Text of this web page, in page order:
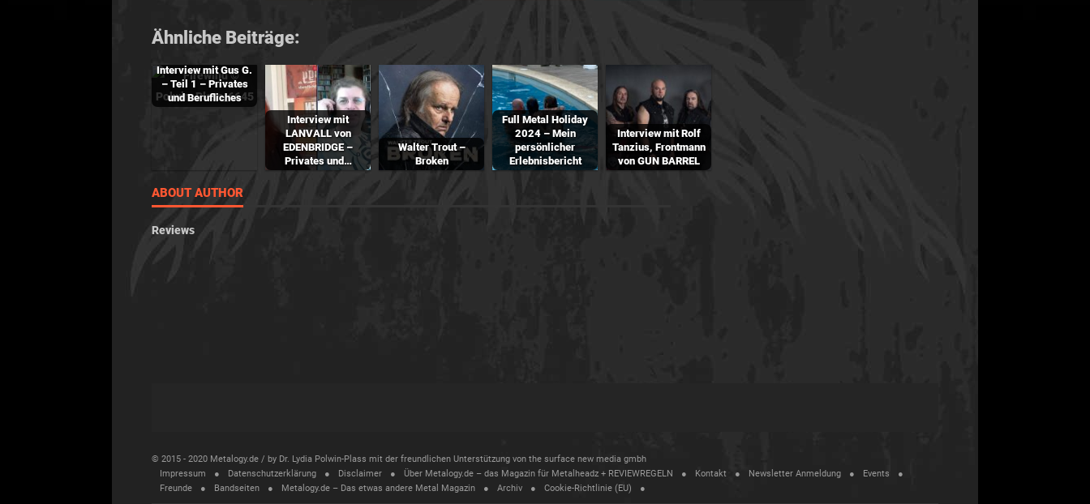
Ähnliche Beiträge:
Interview mit Gus G.
– Teil 1 – Privates
und Berufliches
Interview mit
LANVALL von
EDENBRIDGE –
Privates und…
Walter Trout –
Broken
Full Metal Holiday
2024 – Mein
persönlicher
Erlebnisbericht
Interview mit Rolf
Tanzius, Frontmann
von GUN BARREL
ABOUT AUTHOR
Reviews
© 2015 - 2020 Metalogy.de / by Dr. Lydia Polwin-Plass mit der freundlichen Unterstützung von the surface new media gmbh
Impressum
Datenschutzerklärung Disclaimer Über Metalogy.de – das Magazin für Metalheadz + REVIEWREGELN Kontakt Newsletter Anmeldung
Events
Freunde
Bandseiten Metalogy.de – Das etwas andere Metal Magazin Archiv Cookie-Richtlinie (EU)